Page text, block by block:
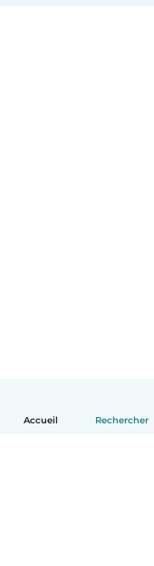
Accueil Rechercher